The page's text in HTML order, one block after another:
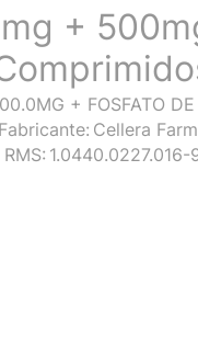
+
+ FOSFATO
Fabricante: Cellera
RMS: 1.0440.0227.016-